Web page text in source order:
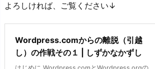
よろしければ、ご覧ください↓
Wordpress.comからの離脱（引越
し）の作戦その１ | しずかなかずし